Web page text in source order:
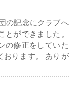
の記念にクラブへ
ができました。
の修正をしていた
おります。 ありが